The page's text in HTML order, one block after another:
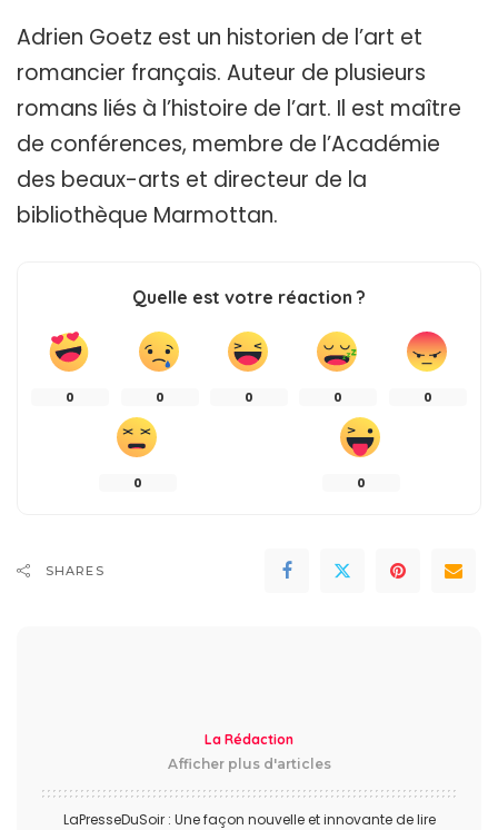
Adrien Goetz est un historien de l’art et
romancier français. Auteur de plusieurs
romans liés à l’histoire de l’art. Il est maître
de conférences, membre de l’Académie
des beaux-arts et directeur de la
bibliothèque Marmottan.
Quelle est votre réaction ?
0 0 0 0 0
0 0
SHARES
La Rédaction
Afficher plus d'articles
LaPresseDuSoir : Une façon nouvelle et innovante de lire